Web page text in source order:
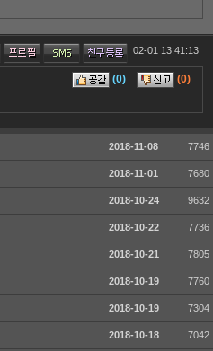
2018-11-08 7746
2018-11-01 7680
2018-10-24 9632
2018-10-22 7736
2018-10-21 7805
2018-10-19 7760
2018-10-19 7304
2018-10-18 7042